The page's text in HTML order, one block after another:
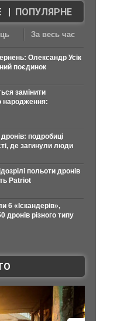
| ПОПУЛЯРНЕ
За весь час
Олександр Усік
поєдинок
замінити
народження:
подробиці
де загинули люди
польоти дронів
Patriot
6 «Іскандерів»,
дронів різного типу